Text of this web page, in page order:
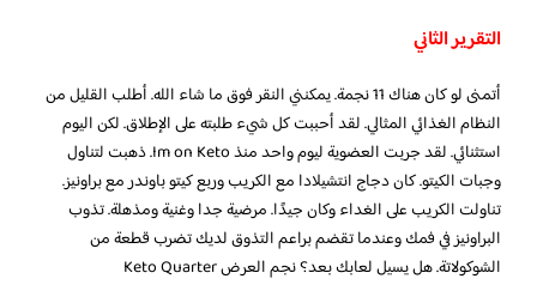
التقرير الثاني
أتمنى لو كان هناك 11 نجمة. يمكنني النقر فوق ما شاء الله. أطلب القليل من
النظام الغذائي المثالي. لقد أحببت كل شيء طلبته على الإطلاق. لكن اليوم
استثنائي. لقد جربت العضوية ليوم واحد منذ Im on Keto. ذهبت لتناول
وجبات الكيتو. كان دجاج انتشيلادا مع الكريب وربع كيتو باوندر مع براونيز.
تناولت الكريب على الغداء وكان جيدًا. مرضية جدا وغنية ومذهلة. تذوب
البراونيز في فمك وعندما تقضم براعم التذوق لديك تضرب قطعة من
الشوكولاتة. هل يسيل لعابك بعد؟ نجم العرض Keto Quarter